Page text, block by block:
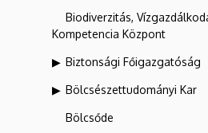
Biodiverzitás,
Kompetencia Központ
Biztonsági Főigazgatóság
Bölcsészettudományi Kar
Bölcsőde